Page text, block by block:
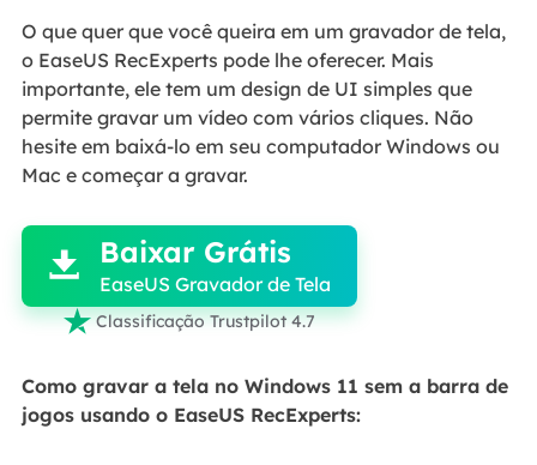
O que quer que você queira em um gravador de tela,
o EaseUS RecExperts pode lhe oferecer. Mais
importante, ele tem um design de UI simples que
permite gravar um vídeo com vários cliques. Não
hesite em baixá-lo em seu computador Windows ou
Mac e começar a gravar.

 Baixar Grátis
EaseUS Gravador de Tela
 Classificação Trustpilot 4.7
Como gravar a tela no Windows 11 sem a barra de
jogos usando o EaseUS RecExperts: